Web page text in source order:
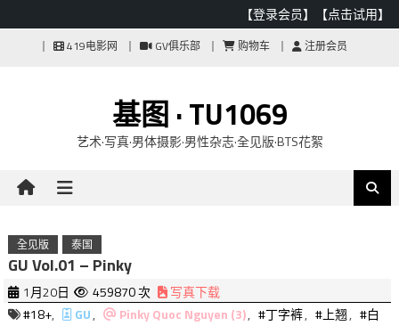
【登录会员】 【点击试用】
419电影网 GV俱乐部 购物车 注册会员
基图 · TU1069
艺术·写真·男体摄影·男性杂志·全见版·BTS花絮
全见版 泰国
GU Vol.01 – Pinky
1月20日 459870 次
写真下载
#18+, GU, Pinky Quoc Nguyen (3), #丁字裤, #上翘, #白